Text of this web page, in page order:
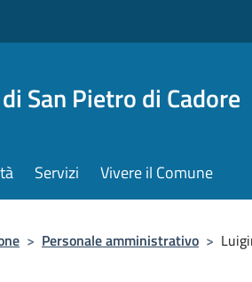
San Pietro di Cadore
Servizi Vivere il Comune
> Personale amministrativo >